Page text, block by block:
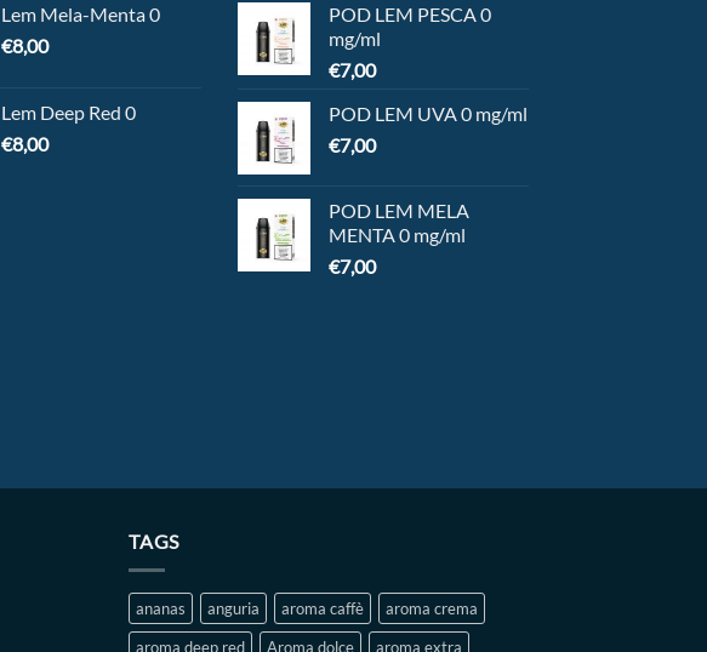
Lem Mela-Menta 0
€8,00
Lem Deep Red 0
€8,00
POD LEM PESCA 0
mg/ml
€7,00
POD LEM UVA 0 mg/ml
€7,00
POD LEM MELA
MENTA 0 mg/ml
€7,00
TAGS
ananas anguria aroma caffè
aroma crema
aroma deep red
Aroma dolce aroma extra